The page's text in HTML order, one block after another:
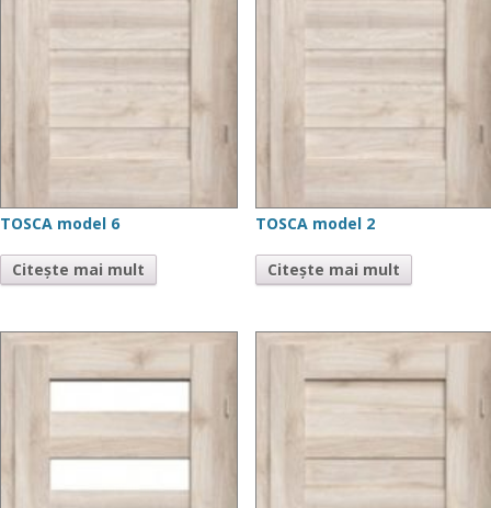
TOSCA model 6
Citește mai mult
TOSCA model 2
Citește mai mult